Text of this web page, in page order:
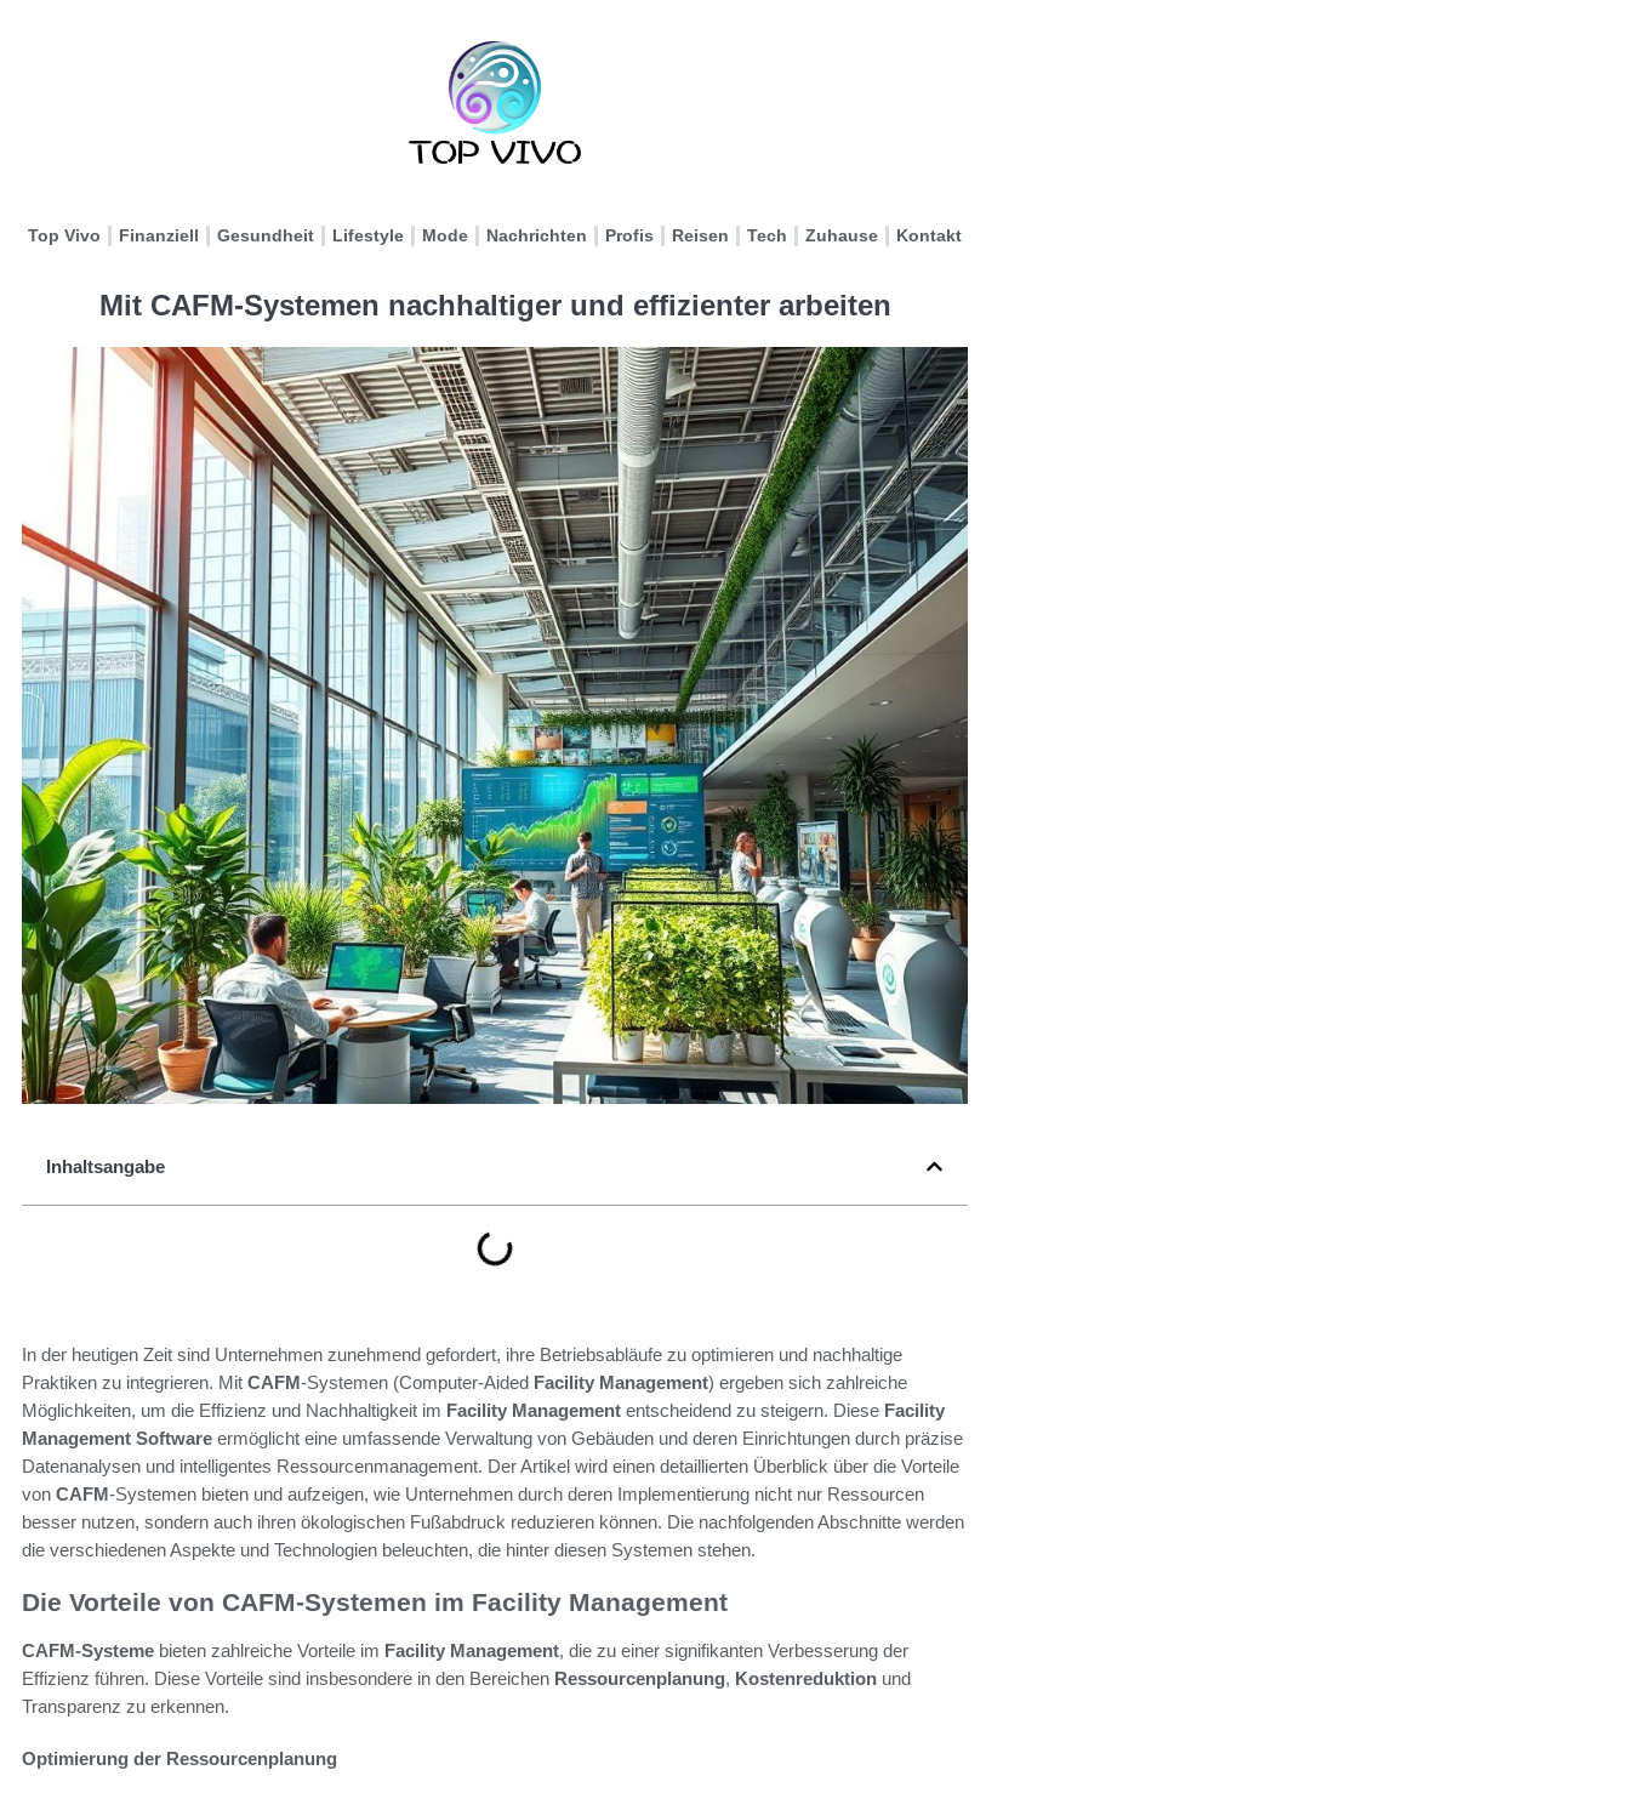
Top Vivo Finanziell Gesundheit Lifestyle Mode Nachrichten Profis Reisen Tech Zuhause Kontakt
Mit CAFM-Systemen nachhaltiger und effizienter arbeiten
Inhaltsangabe
In der heutigen Zeit sind Unternehmen zunehmend gefordert, ihre Betriebsabläufe zu optimieren und nachhaltige
Praktiken zu integrieren. Mit CAFM-Systemen (Computer-Aided Facility Management) ergeben sich zahlreiche
Möglichkeiten, um die Effizienz und Nachhaltigkeit im Facility Management entscheidend zu steigern. Diese Facility
Management Software ermöglicht eine umfassende Verwaltung von Gebäuden und deren Einrichtungen durch präzise
Datenanalysen und intelligentes Ressourcenmanagement. Der Artikel wird einen detaillierten Überblick über die Vorteile
von CAFM-Systemen bieten und aufzeigen, wie Unternehmen durch deren Implementierung nicht nur Ressourcen
besser nutzen, sondern auch ihren ökologischen Fußabdruck reduzieren können. Die nachfolgenden Abschnitte werden
die verschiedenen Aspekte und Technologien beleuchten, die hinter diesen Systemen stehen.
Die Vorteile von CAFM-Systemen im Facility Management
CAFM-Systeme bieten zahlreiche Vorteile im Facility Management, die zu einer signifikanten Verbesserung der
Effizienz führen. Diese Vorteile sind insbesondere in den Bereichen Ressourcenplanung, Kostenreduktion und
Transparenz zu erkennen.
Optimierung der Ressourcenplanung